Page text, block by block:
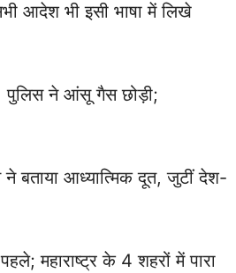
आदेश भी इसी भाषा में लिखे
पुलिस ने आंसू गैस छोड़ी;
बताया आध्यात्मिक दूत, जुटीं देश-
महाराष्ट्र के 4 शहरों में पारा